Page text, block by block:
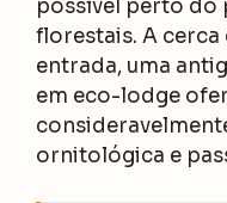
possível perto do
florestais. A
entrada, uma
em eco-lodge
ornitológica e